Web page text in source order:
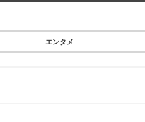
エンタメ